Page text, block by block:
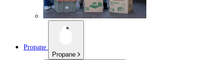
Propane
Propane